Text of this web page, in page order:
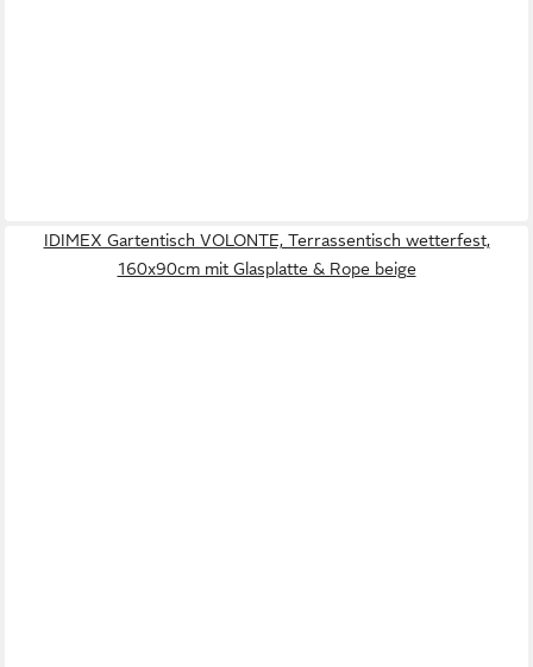
IDIMEX Gartentisch VOLONTE, Terrassentisch wetterfest,
160x90cm mit Glasplatte & Rope beige